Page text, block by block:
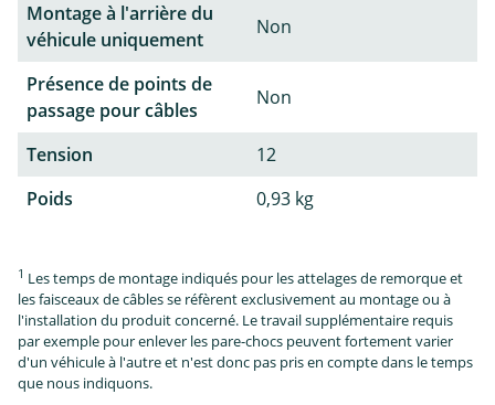
Montage à l'arrière du
véhicule uniquement
Non
Présence de points de
passage pour câbles
Non
Tension
12
Poids
0,93 kg
1 Les temps de montage indiqués pour les attelages de remorque et
les faisceaux de câbles se réfèrent exclusivement au montage ou à
l'installation du produit concerné. Le travail supplémentaire requis
par exemple pour enlever les pare-chocs peuvent fortement varier
d'un véhicule à l'autre et n'est donc pas pris en compte dans le temps
que nous indiquons.